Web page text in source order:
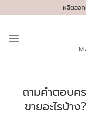
to
ผลิตออ
ถามคำตอบค
ขายอะไรบ้า